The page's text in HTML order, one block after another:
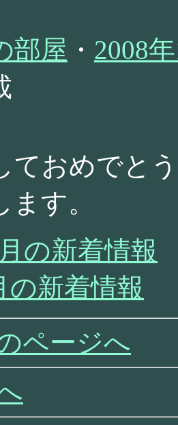
部屋 ・ 2008
ておめでと
す。
の新着情報
の新着情報
ページへ